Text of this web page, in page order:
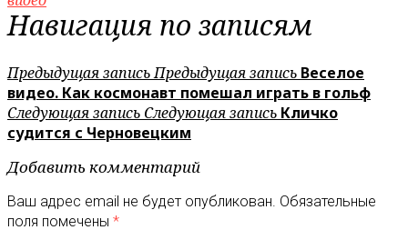
Навигация по записям
Предыдущая записьПредыдущая запись Веселое
видео. Как космонавт помешал играть в гольф
Следующая запись Следующая запись Кличко
судится с Черновецким
Добавить комментарий
Ваш адрес email не будет опубликован. Обязательные
поля помечены *